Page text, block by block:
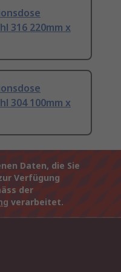
316 220mm x
304 100mm x
Daten, die Sie
Verfügung
der
verarbeitet.